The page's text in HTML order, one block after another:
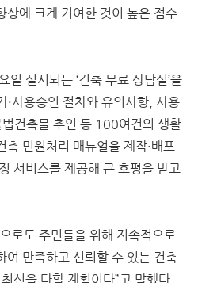
상에 크게 기여한 것이 높은 점수
실시되는 ‘건축 무료 상담실’을
·사용승인 절차와 유의사항, 사용
건축물 추인 등 100여건의 생활
축 민원처리 매뉴얼을 제작·배포
서비스를 제공해 큰 호평을 받고
로도 주민들을 위해 지속적으로
여 만족하고 신뢰할 수 있는 건축
선을 다할 계획이다”고 말했다.